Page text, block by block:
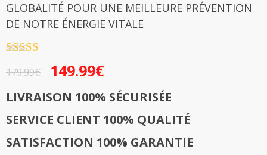
GLOBALITÉ POUR UNE MEILLEURE PRÉVENTION
DE NOTRE ÉNERGIE VITALE
sur 5
179.99€ 149.99€
LIVRAISON 100% SÉCURISÉE
SERVICE CLIENT 100% QUALITÉ
SATISFACTION 100% GARANTIE